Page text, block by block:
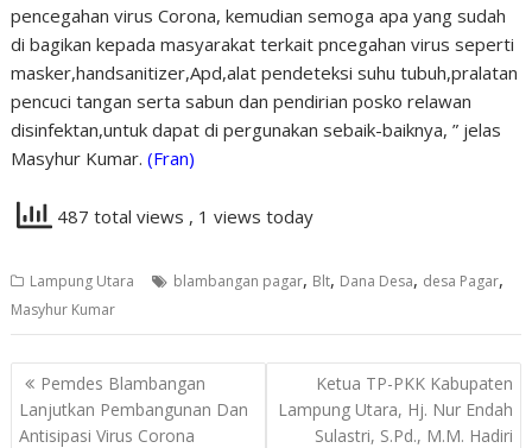
pencegahan virus Corona, kemudian semoga apa yang sudah
di bagikan kepada masyarakat terkait pncegahan virus seperti
masker,handsanitizer,Apd,alat pendeteksi suhu tubuh,pralatan
pencuci tangan serta sabun dan pendirian posko relawan
disinfektan,untuk dapat di pergunakan sebaik-baiknya, ” jelas
Masyhur Kumar.(Fran)
487 total views , 1 views today
Lampung Utara blambangan pagar, Blt, Dana Desa, desa Pagar,
Masyhur Kumar
Navigasi
pos
Pemdes Blambangan
Lanjutkan Pembangunan Dan
Antisipasi Virus Corona
Ketua TP-PKK Kabupaten
Lampung Utara, Hj. Nur Endah
Sulastri, S.Pd., M.M. Hadiri